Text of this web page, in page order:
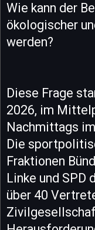
Wie kann der
ökologischer
werden?
Diese Frage
2026, im
Nachmittags
Die
Fraktionen
Linke und
über 40